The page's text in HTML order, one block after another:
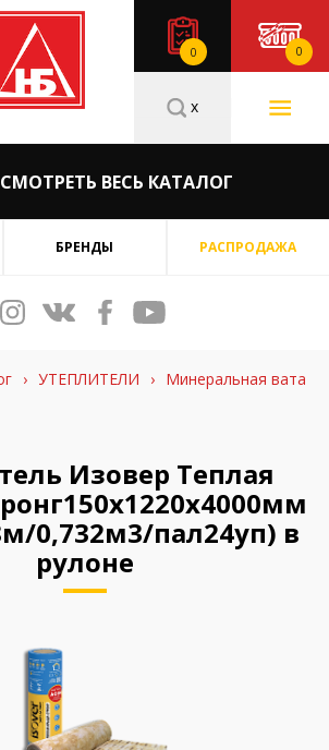
0 0
СМОТРЕТЬ ВЕСЬ КАТАЛОГ
x
БРЕНДЫ РАСПРОДАЖА
› УТЕПЛИТЕЛИ › Минеральная вата
Изовер Теплая
0,732м3/пал24уп) в
рулоне